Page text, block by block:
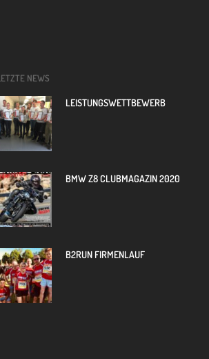
NEWS
LEISTUNGSWETTBEWERB
BMW Z8 CLUBMAGAZIN 2020
B2RUN FIRMENLAUF